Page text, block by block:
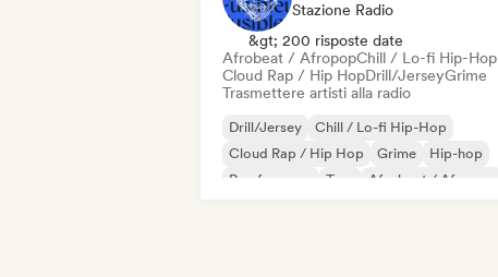
Stazione Radio
&gt; 200 risposte date
Afrobeat / AfropopChill / Lo-fi Hip-Hop
Cloud Rap / Hip HopDrill/JerseyGrime
Trasmettere artisti alla radio
Drill/Jersey
Chill / Lo-fi Hip-Hop
Cloud Rap / Hip Hop
Grime
Hip-hop
Rap francese
Trap Afrobeat / Afropop